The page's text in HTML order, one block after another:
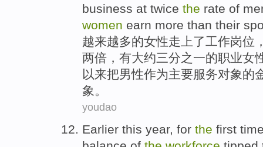
business at twice the rate of
women earn more than their
越来越多的女性走上了工作岗位
两倍 ，有大约三分之一的职业女
以来把男性作为主要服务对象的
象。
youdao
Earlier this year, for the first